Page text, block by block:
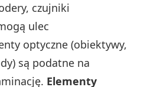
czujniki
ulec
optyczne (obiektywy,
są podatne na
Elementy